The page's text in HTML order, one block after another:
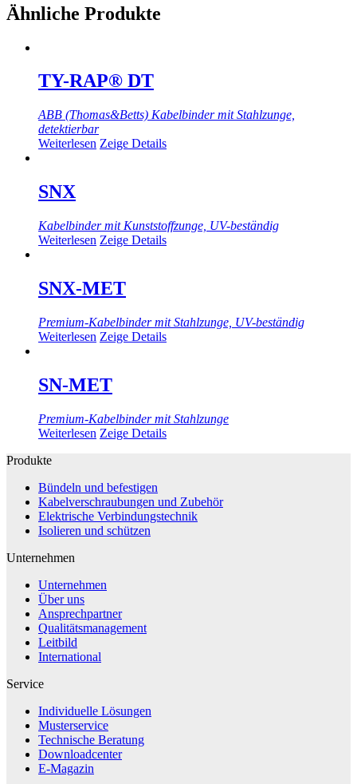
Ähnliche Produkte
TY-RAP® DT
ABB (Thomas&Betts) Kabelbinder mit Stahlzunge,
detektierbar
Weiterlesen Zeige Details
SNX
Kabelbinder mit Kunststoffzunge, UV-beständig
Weiterlesen Zeige Details
SNX-MET
Premium-Kabelbinder mit Stahlzunge, UV-beständig
Weiterlesen Zeige Details
SN-MET
Premium-Kabelbinder mit Stahlzunge
Weiterlesen Zeige Details
Produkte
Bündeln und befestigen
Kabelverschraubungen und Zubehör
Elektrische Verbindungstechnik
Isolieren und schützen
Unternehmen
Unternehmen
Über uns
Ansprechpartner
Qualitätsmanagement
Leitbild
International
Service
Individuelle Lösungen
Musterservice
Technische Beratung
Downloadcenter
E-Magazin